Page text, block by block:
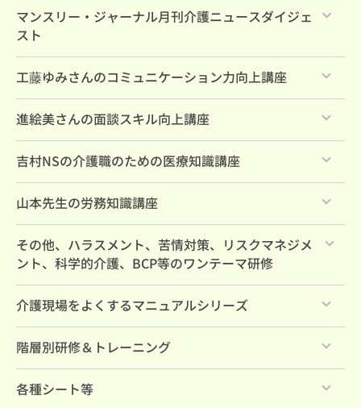
すべて
マンスリー・ジャーナル月刊介護ニュースダイジェ
スト
すべて
工藤ゆみさんのコミュニケーション力向上講座
すべて
進絵美さんの面談スキル向上講座
すべて
吉村NSの介護職のための医療知識講座
すべて
山本先生の労務知識講座
すべて
その他、ハラスメント、苦情対策、リスクマネジメ
ント、科学的介護、BCP等のワンテーマ研修
すべて
介護現場をよくするマニュアルシリーズ
すべて
階層別研修＆トレーニング
すべて
各種シート等